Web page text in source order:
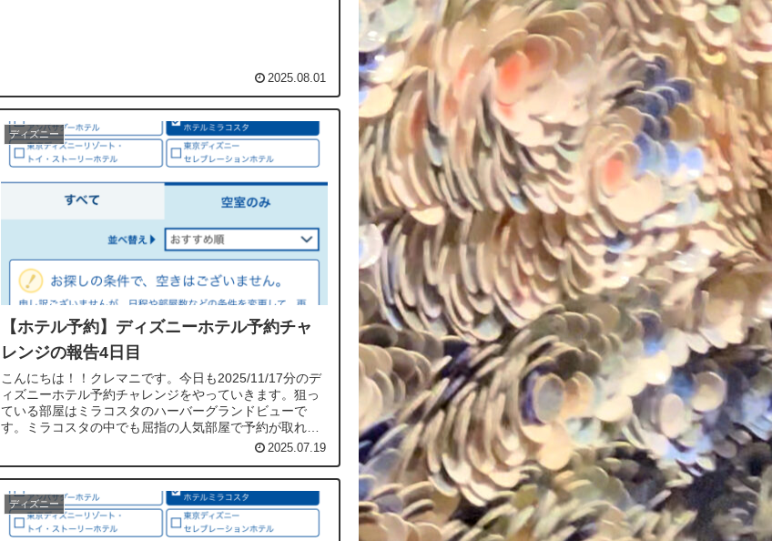
2025.08.01
ディズニー
【ホテル予約】ディズニーホテル予約チャ
レンジの報告4日目
こんにちは！！クレマニです。今日も2025/11/17分のデ
ィズニーホテル予約チャレンジをやっていきます。狙っ
ている部屋はミラコスタのハーバーグランドビューで
す。ミラコスタの中でも屈指の人気部屋で予約が取れな
2025.07.19
ディズニー